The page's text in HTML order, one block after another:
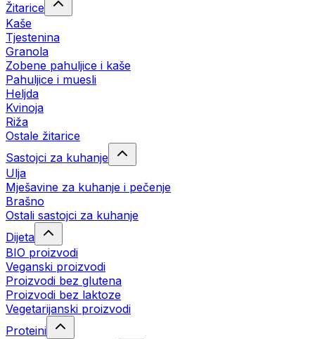
Žitarice
Kaše
Tjestenina
Granola
Zobene pahuljice i kaše
Pahuljice i muesli
Heljda
Kvinoja
Riža
Ostale žitarice
Sastojci za kuhanje
Ulja
Mješavine za kuhanje i pečenje
Brašno
Ostali sastojci za kuhanje
Dijeta
BIO proizvodi
Veganski proizvodi
Proizvodi bez glutena
Proizvodi bez laktoze
Vegetarijanski proizvodi
Proteini